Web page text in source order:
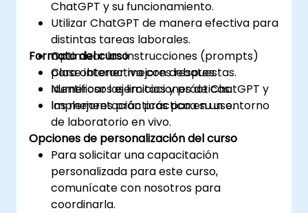
ChatGPT y su funcionamiento.
Utilizar ChatGPT de manera efectiva para
distintas tareas laborales.
Optimizar las instrucciones (prompts)
para obtener mejores respuestas.
Identificar las limitaciones de ChatGPT y
las mejores prácticas para su uso.
Formato del curso
Clase interactiva con debates.
Numerosos ejercicios y prácticas.
Implementación práctica en un entorno
de laboratorio en vivo.
Opciones de personalización del curso
Para solicitar una capacitación
personalizada para este curso,
comunícate con nosotros para
coordinarla.